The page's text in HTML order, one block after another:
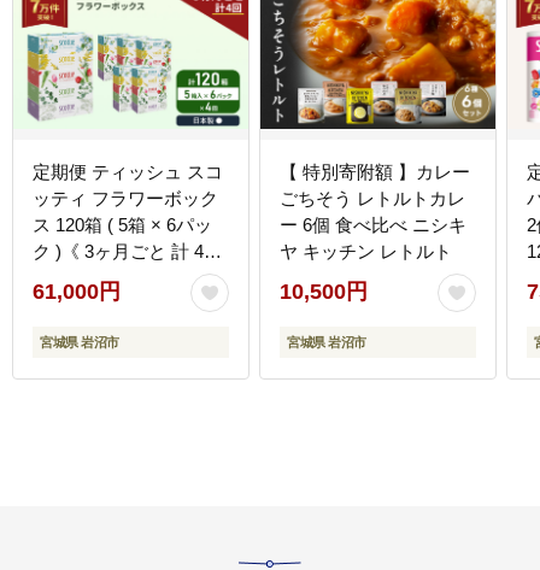
定期便 ティッシュ スコ
ッティ フラワーボック
ス 120箱 ( 5箱 × 6パッ
ク )《 3ヶ月ごと 計 4
61,000円
宮城県 岩沼市
【 特別寄附額 】カレー
ごちそう レトルトカレ
ー 6個 食べ比べ ニシキ
ヤ キッチン レトルト
10,500円
宮城県 岩沼市